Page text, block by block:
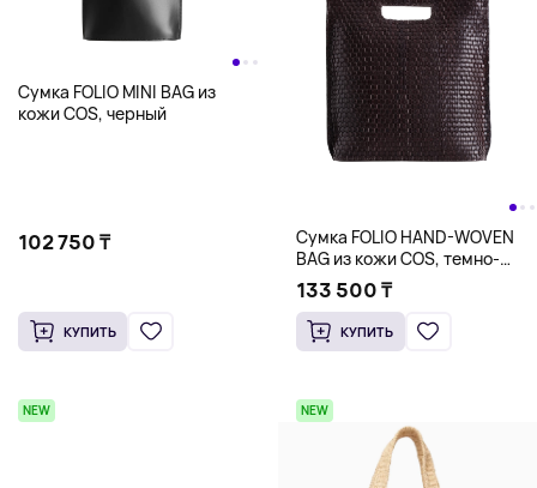
Сумка FOLIO MINI BAG из
кожи COS, черный
102 750 ₸
КУПИТЬ
Сумка FOLIO HAND-WOVEN
BAG из кожи COS, темно-
коричневый
133 500 ₸
КУПИТЬ
NEW NEW